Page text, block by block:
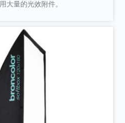
大量的光效附件。